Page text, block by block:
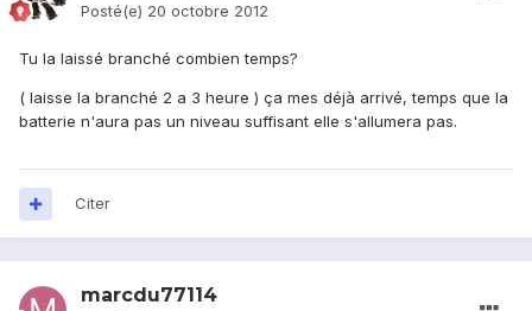
Posté(e) 20 octobre 2012
Tu la laissé branché combien temps?
( laisse la branché 2 a 3 heure ) ça mes déjà arrivé, temps que la
batterie n'aura pas un niveau suffisant elle s'allumera pas.
Citer
marcdu77114